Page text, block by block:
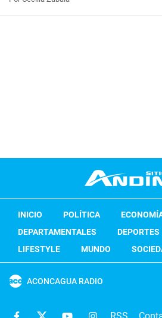
INICIO POLÍTICA
DEPARTAMENTALES
DEPORTES
LIFESTYLE
MUNDO
ACONCAGUA RADIO